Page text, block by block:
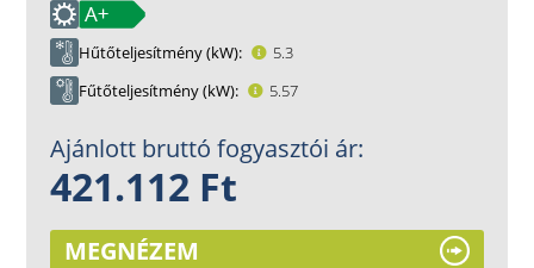
Hűtőteljesítmény (kW)
5.3
Fűtőteljesítmény (kW)
5.57
Ajánlott bruttó fogyasztói ár:
421.112 Ft
MEGNÉZEM